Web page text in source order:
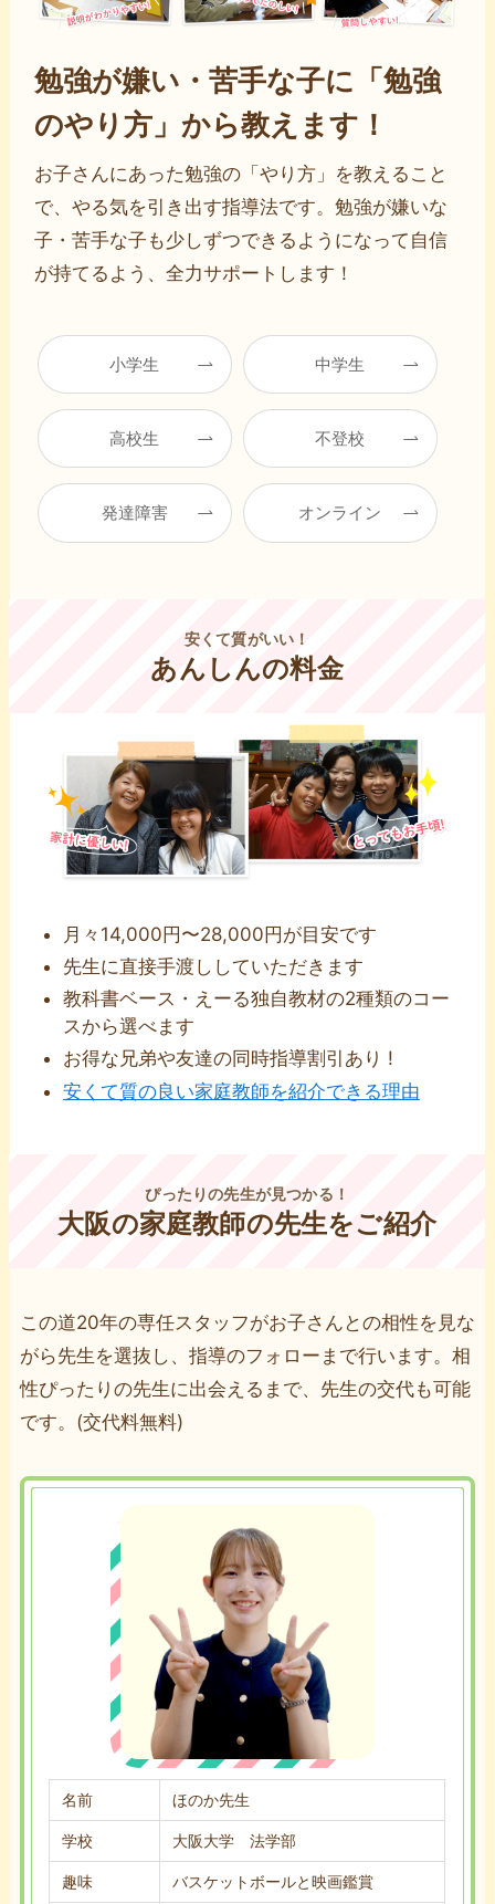
勉強が嫌い・苦手な子に「勉強
のやり方」から教えます！
お子さんにあった勉強の「やり方」を教えること
で、やる気を引き出す指導法です。勉強が嫌いな
子・苦手な子も少しずつできるようになって自信
が持てるよう、全力サポートします！
小学生 中学生
高校生 不登校
発達障害 オンライン
安くて質がいい！
あんしんの料金
⽉々14,000円〜28,000円が⽬安です
先⽣に直接⼿渡ししていただきます
教科書ベース・えーる独自教材の2種類のコー
スから選べます
お得な兄弟や友達の同時指導割引あり !
安くて質の良い家庭教師を紹介できる理由
ぴったりの先生が見つかる！
大阪の家庭教師の先生をご紹介
この道20年の専任スタッフがお⼦さんとの相性を⾒な
がら先⽣を選抜し、指導のフォローまで⾏います。相
性ぴったりの先⽣に出会えるまで、先⽣の交代も可能
です。(交代料無料)
名前 ほのか先生
学校 大阪大学 法学部
趣味 バスケットボールと映画鑑賞